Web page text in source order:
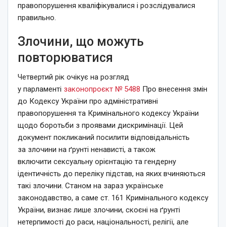
правопорушення кваліфікувалися і розслідувалися
правильно.
Злочини, що можуть
повторюватися
Четвертий рік очікує на розгляд
у парламенті законопроєкт № 5488 Про внесення змін
до Кодексу України про адміністративні
правопорушення та Кримінального кодексу України
щодо боротьби з проявами дискримінації. Цей
документ покликаний посилити відповідальність
за злочини на ґрунті ненависті, а також
включити сексуальну орієнтацію та гендерну
ідентичність до переліку підстав, на яких вчиняються
такі злочини. Станом на зараз українське
законодавство, а саме ст. 161 Кримінального кодексу
України, визнає лише злочини, скоєні на ґрунті
нетерпимості до раси, національності, релігії, але